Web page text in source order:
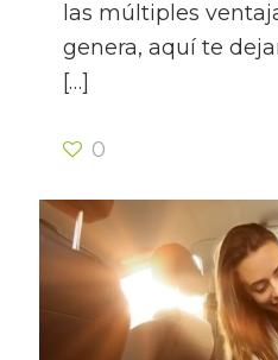
las múltiples
genera, aquí te
[…]
0